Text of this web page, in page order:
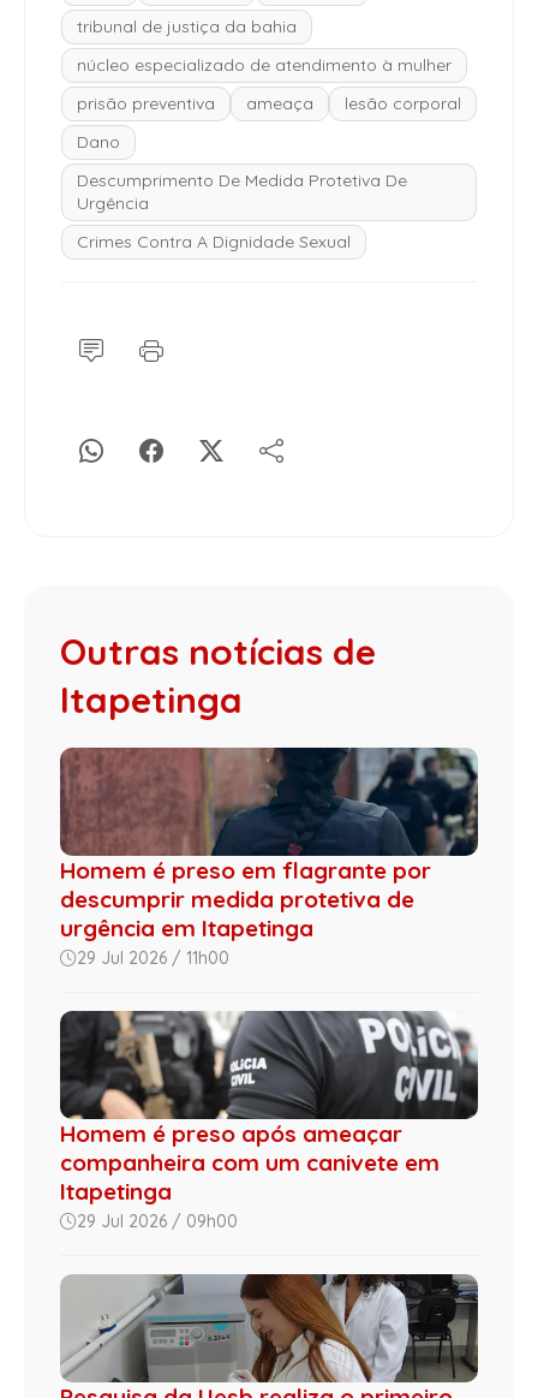
tribunal de justiça da bahia
núcleo especializado de atendimento à mulher
prisão preventiva
ameaça
lesão corporal
Dano
Descumprimento De Medida Protetiva De
Urgência
Crimes Contra A Dignidade Sexual
Outras notícias de
Itapetinga
Homem é preso em flagrante por
descumprir medida protetiva de
urgência em Itapetinga
29 Jul 2026 / 11h00
Homem é preso após ameaçar
companheira com um canivete em
Itapetinga
29 Jul 2026 / 09h00